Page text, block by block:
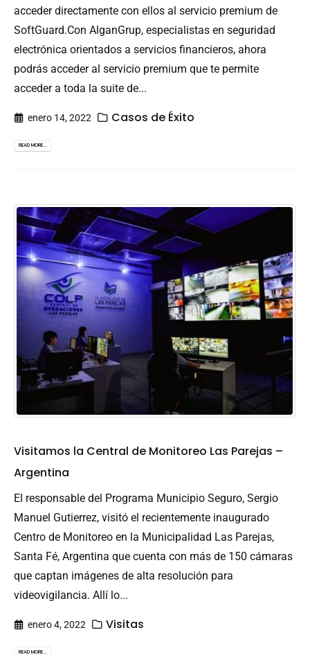
acceder directamente con ellos al servicio premium de
SoftGuard.Con AlganGrup, especialistas en seguridad
electrónica orientados a servicios financieros, ahora
podrás acceder al servicio premium que te permite
acceder a toda la suite de...
enero 14, 2022 Casos de Éxito
READ MORE...
Visitamos la Central de Monitoreo Las Parejas –
Argentina
El responsable del Programa Municipio Seguro, Sergio
Manuel Gutierrez, visitó el recientemente inaugurado
Centro de Monitoreo en la Municipalidad Las Parejas,
Santa Fé, Argentina que cuenta con más de 150 cámaras
que captan imágenes de alta resolución para
videovigilancia. Allí lo...
enero 4, 2022 Visitas
READ MORE...